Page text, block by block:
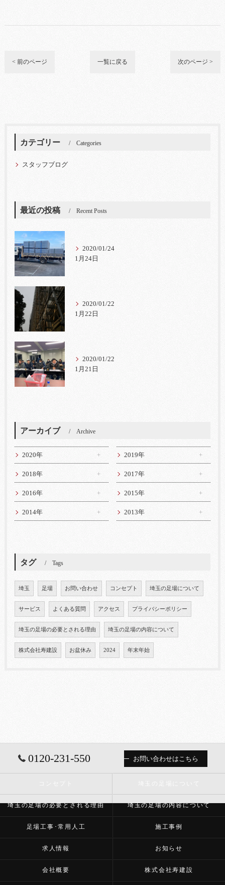
< 前のページ 一覧に戻る 次のページ >
カテゴリー Categories
スタッフブログ
最近の投稿 Recent Posts
2020/01/24
1月24日
2020/01/22
1月22日
2020/01/22
1月21日
アーカイブ Archive
2020年 2019年
2018年 2017年
2016年 2015年
2014年 2013年
タグ Tags
埼玉 足場 お問い合わせ コンセプト 埼玉の足場について
サービス よくある質問 アクセス プライバシーポリシー
埼玉の足場の必要とされる理由 埼玉の足場の内容について
株式会社寿建設 お盆休み 2024 年末年始
0120-231-550 お問い合わせはこちら
埼玉の足場の必要とされる理由 埼玉の足場の内容について
足場工事･常用人工 施工事例
求人情報 お知らせ
会社概要 株式会社寿建設